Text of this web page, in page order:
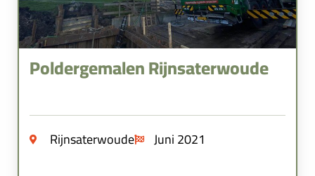
Poldergemalen Rijnsaterwoude
Rijnsaterwoude Juni 2021